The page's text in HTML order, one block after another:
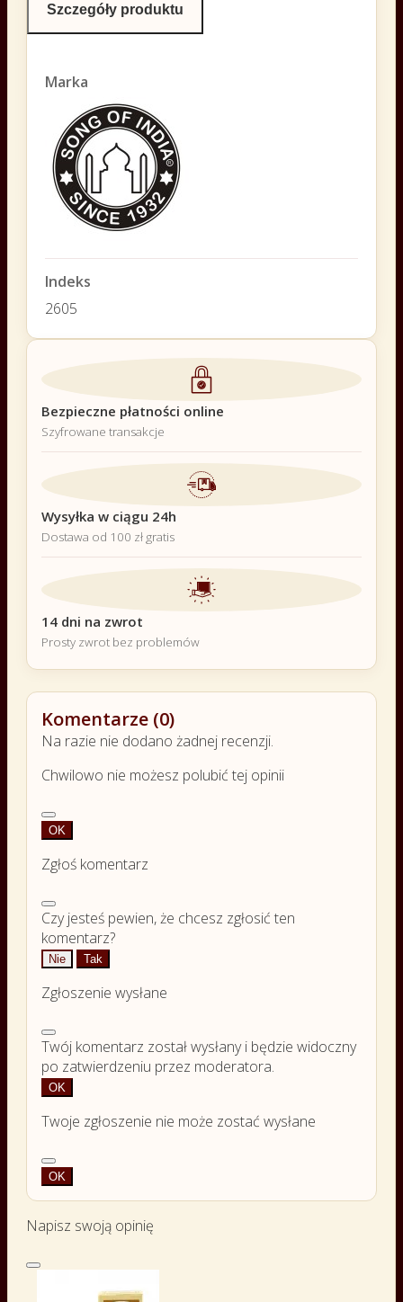
Szczegóły produktu
Marka
Indeks
2605
Bezpieczne płatności online
Szyfrowane transakcje
Wysyłka w ciągu 24h
Dostawa od 100 zł gratis
14 dni na zwrot
Prosty zwrot bez problemów
Komentarze (0)
Na razie nie dodano żadnej recenzji.
Chwilowo nie możesz polubić tej opinii
OK
Zgłoś komentarz
Czy jesteś pewien, że chcesz zgłosić ten
komentarz?
Nie Tak
Zgłoszenie wysłane
Twój komentarz został wysłany i będzie widoczny
po zatwierdzeniu przez moderatora.
OK
Twoje zgłoszenie nie może zostać wysłane
OK
Napisz swoją opinię